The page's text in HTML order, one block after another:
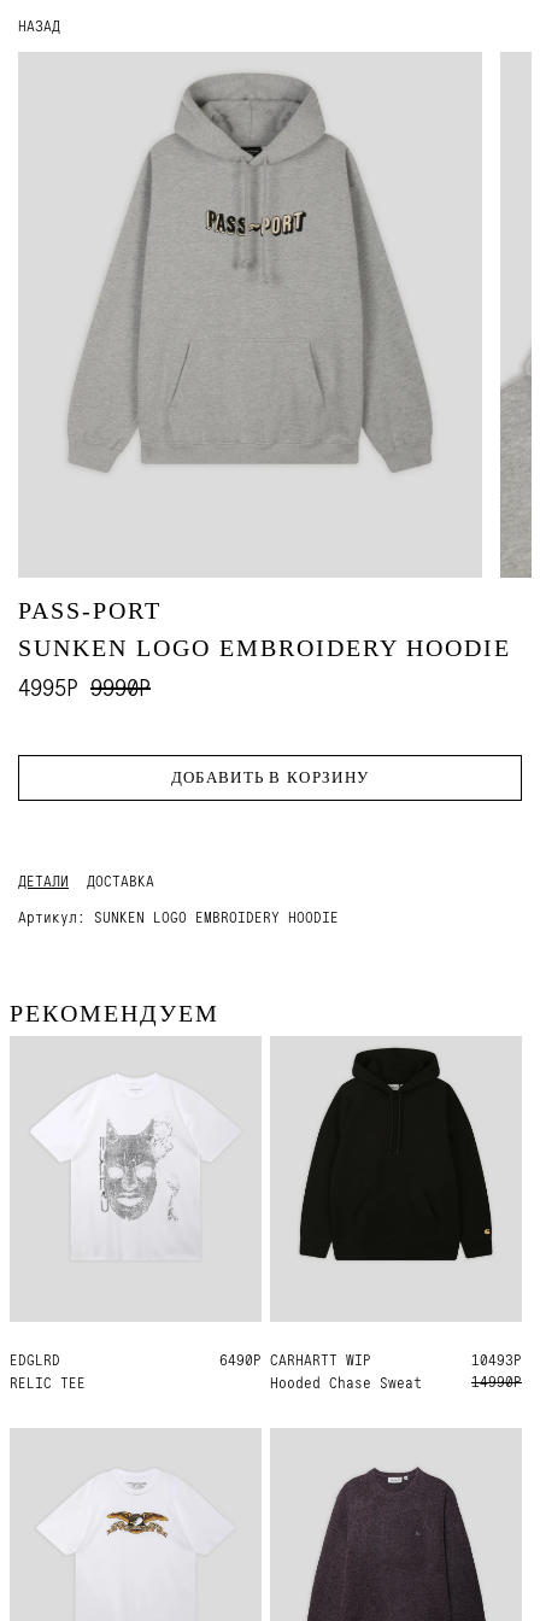
НАЗАД
PASS-PORT
SUNKEN LOGO EMBROIDERY HOODIE
4995Р 9990Р
ДОБАВИТЬ В КОРЗИНУ
ДЕТАЛИ
ДОСТАВКА
Артикул: SUNKEN LOGO EMBROIDERY HOODIE
РЕКОМЕНДУЕМ
EDGLRD
RELIC TEE
L XL 6490Р CARHARTT WIP
Hooded Chase Sweat
XXL
10493Р
14990Р